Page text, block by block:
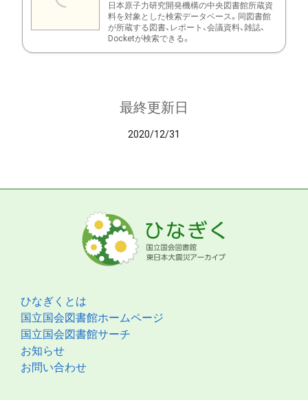
日本原子力研究開発機構の中央図書館所蔵資
料を対象とした検索データベース。同図書館
が所蔵する図書、レポート、会議資料、雑誌、
Docketが検索できる。
最終更新日
2020/12/31
ひなぎくとは
国立国会図書館ホームページ
国立国会図書館サーチ
お知らせ
お問い合わせ